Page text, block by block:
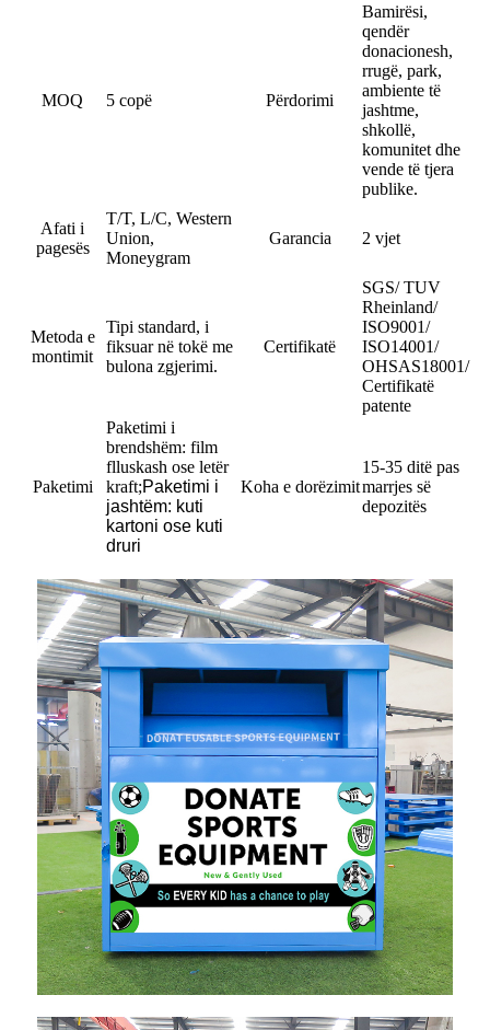
MOQ 5 copë Përdorimi
Bamirësi,
qendër
donacionesh,
rrugë, park,
ambiente të
jashtme,
shkollë,
komunitet dhe
vende të tjera
publike.
Afati i
pagesës
T/T, L/C, Western
Union,
Moneygram
Garancia 2 vjet
Metoda e
montimit
Tipi standard, i
fiksuar në tokë me
bulona zgjerimi.
Certifikatë
SGS/ TUV
Rheinland/
ISO9001/
ISO14001/
OHSAS18001/
Certifikatë
patente
Paketimi
Paketimi i
brendshëm: film
flluskash ose letër
kraft;Paketimi i
jashtëm: kuti
kartoni ose kuti
druri
Koha e dorëzimit
15-35 ditë pas
marrjes së
depozitës